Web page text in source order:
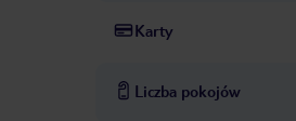
Karty
Liczba pokojów